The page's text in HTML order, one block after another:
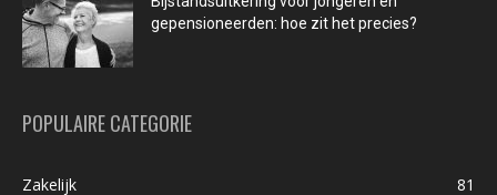
gepensioneerden: hoe zit het precies?
POPULAIRE CATEGORIE
Zakelijk
81